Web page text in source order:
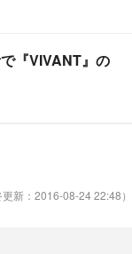
『VIVANT』の
更新：2016-08-24 22:48）